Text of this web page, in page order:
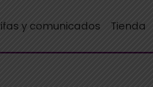
y comunicados Tienda